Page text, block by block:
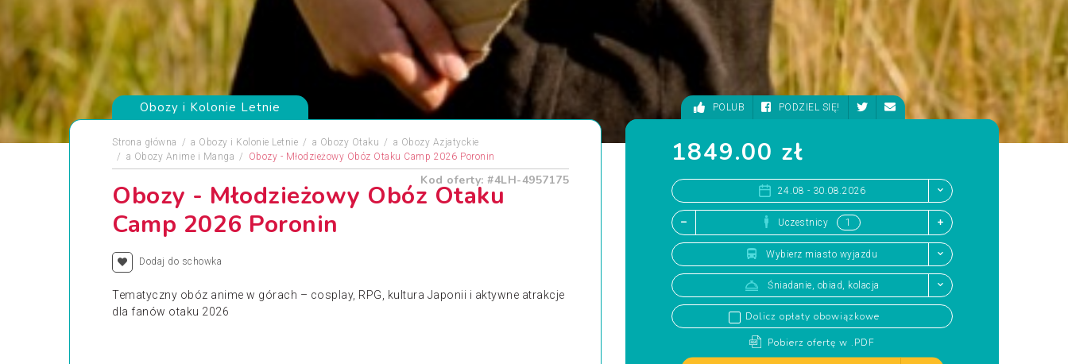
Obozy i Kolonie Letnie
Strona główna a Obozy i Kolonie Letnie a Obozy Otaku a Obozy Azjatyckie
a Obozy Anime i Manga Obozy - Młodzieżowy Obóz Otaku Camp 2026 Poronin
Kod oferty: #4LH-4957175
Obozy - Młodzieżowy Obóz Otaku
Camp 2026 Poronin
Dodaj do schowka
Tematyczny obóz anime w górach – cosplay, RPG, kultura Japonii i aktywne atrakcje
dla fanów otaku 2026
POLUB PODZIEL SIĘ!
1849.00 zł
24.08 - 30.08.2026
Uczestnicy
Wybierz miasto wyjazdu
Śniadanie, obiad, kolacja
Dolicz opłaty obowiązkowe
Pobierz ofertę w .PDF